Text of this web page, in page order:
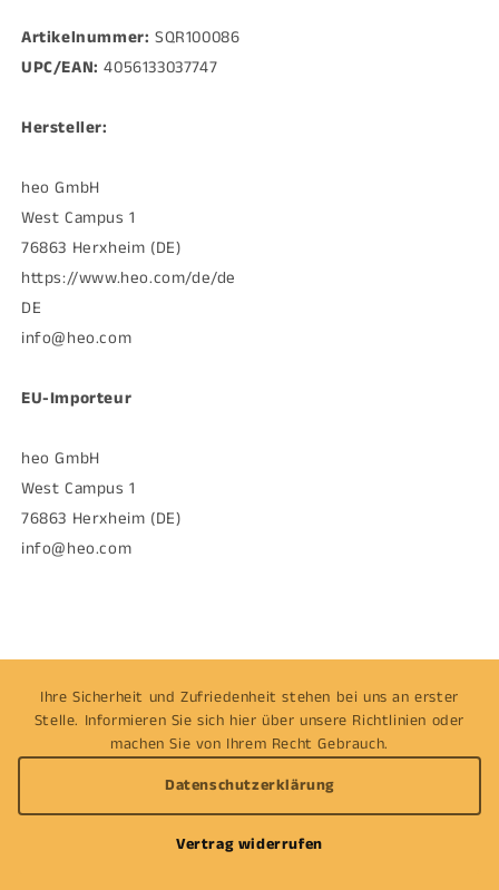
Artikelnummer: SQR100086
UPC/EAN: 4056133037747
Hersteller:
heo GmbH
West Campus 1
76863 Herxheim (DE)
https://www.heo.com/de/de
DE
info@heo.com
EU-Importeur
heo GmbH
West Campus 1
76863 Herxheim (DE)
info@heo.com
Ihre Sicherheit und Zufriedenheit stehen bei uns an erster
Stelle. Informieren Sie sich hier über unsere Richtlinien oder
machen Sie von Ihrem Recht Gebrauch.
Datenschutzerklärung
Vertrag widerrufen